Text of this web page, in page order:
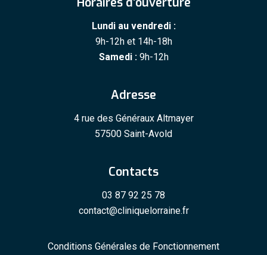
Lundi au vendredi :
9h-12h et 14h-18h
Samedi :9h-12h
Adresse
4 rue des Généraux Altmayer
57500 Saint-Avold
Contacts
03 87 92 25 78
contact@cliniquelorraine.fr
Conditions Générales de Fonctionnement